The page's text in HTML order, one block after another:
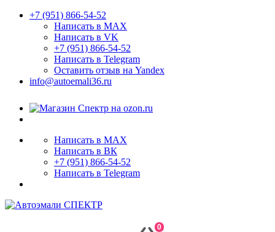
+7 (951) 866-54-52
Написать в MAX
Написать в VK
+7 (951) 866-54-52
Написать в Telegram
Оставить отзыв на Yandex
info@autoemali36.ru
Написать в MAX
Написать в ВК
+7 (951) 866-54-52
Написать в Telegram
0